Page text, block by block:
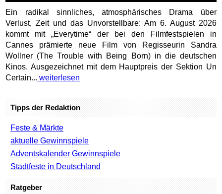
Ein radikal sinnliches, atmosphärisches Drama über
Verlust, Zeit und das Unvorstellbare: Am 6. August 2026
kommt mit „Everytime“ der bei den Filmfestspielen in
Cannes prämierte neue Film von Regisseurin Sandra
Wollner (The Trouble with Being Born) in die deutschen
Kinos. Ausgezeichnet mit dem Hauptpreis der Sektion Un
Certain... weiterlesen
Tipps der Redaktion
Feste & Märkte
aktuelle Gewinnspiele
Adventskalender Gewinnspiele
Stadtfeste in Deutschland
Ratgeber